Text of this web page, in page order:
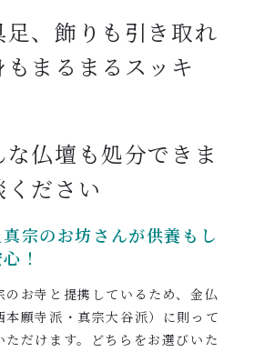
足、飾りも引き取れ
もまるまるスッキ
仏壇も処分できま
ださい
宗のお坊さんが供養もし
！
のお寺と提携しているため、金仏
本願寺派・真宗大谷派）に則って
だけます。どちらをお選びいた